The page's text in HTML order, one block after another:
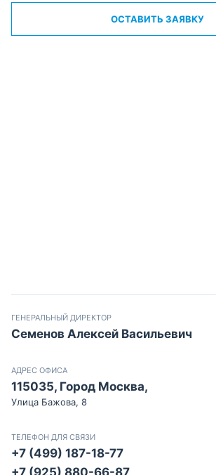
ОСТАВИТЬ ЗАЯВКУ
ГЕНЕРАЛЬНЫЙ ДИРЕКТОР
Семенов Алексей Васильевич
АДРЕС ОФИСА
115035, Город Москва,
Улица Бажова, 8
ТЕЛЕФОН ДЛЯ СВЯЗИ
+7 (499) 187-18-77
+7 (925) 880-66-87